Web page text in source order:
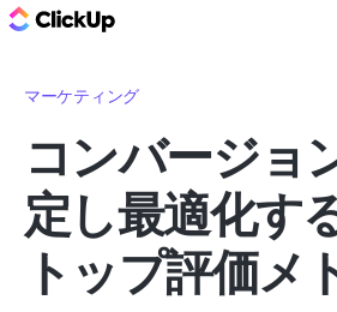
マーケティング
コンバージョ
定し最適化す
トップ評価メ